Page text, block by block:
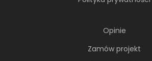
Opinie
Zamów projekt